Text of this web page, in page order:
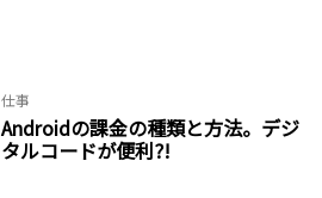
仕事
Androidの課金の種類と方法。デジ
タルコードが便利?!